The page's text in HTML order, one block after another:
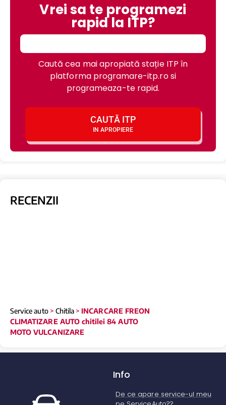
Vrei sa te programezi
rapid la ITP?
Caută cea mai apropiată stație ITP în
platforma programare-itp.ro si
programeaza-te rapid.
CAUTĂ ITP
IN APROPIERE
RECENZII
Service auto> Chitila > INCARCARE FREON
CLIMATIZARE AUTO chitilei 84 AUTO
MOTO VULCANIZARE
Info
De ce apare service-ul meu